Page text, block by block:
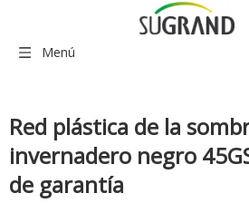
Menú
Red plástica de la
invernadero negro
de garantía